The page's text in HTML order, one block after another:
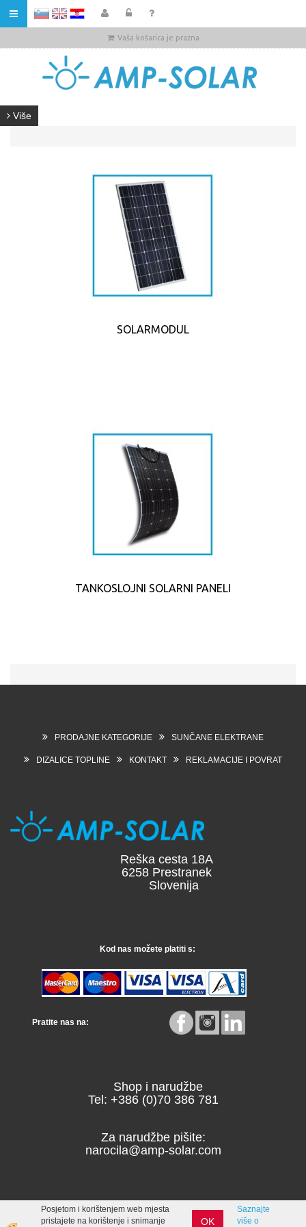
Vaša košarica je prazna
Više
SOLARMODUL
TANKOSLOJNI SOLARNI PANELI
PRODAJNE KATEGORIJE SUNČANE ELEKTRANE
DIZALICE TOPLINE KONTAKT REKLAMACIJE I POVRAT
Reška cesta 18A
6258 Prestranek
Slovenija
Kod nas možete platiti s:
Pratite nas na:
Shop i narudžbe
Tel: +386 (0)70 386 781
Za narudžbe pišite:
narocila@amp-solar.com
Posjetom i korištenjem web mjesta
pristajete na korištenje i snimanje
OK
Saznajte
više o